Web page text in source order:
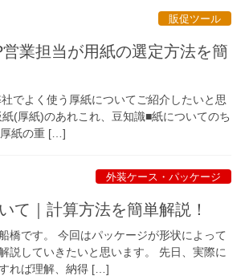
販促ツール
業担当が用紙の選定方法を簡
でよく使う厚紙についてご紹介したいと思
(厚紙)のあれこれ、豆知識■紙についてのち
厚紙の重 […]
外装ケース・パッケージ
て｜計算方法を簡単解説！
橋です。 今回はパッケージが形状によって
説していきたいと思います。 先日、実際に
れば理解、納得 […]